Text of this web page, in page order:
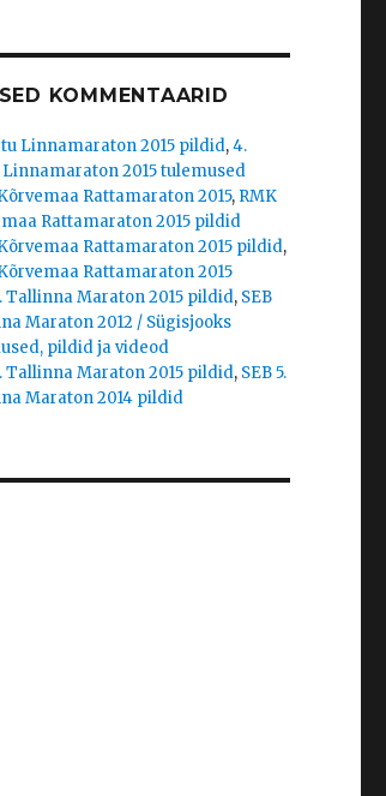
KOMMENTAARID
Linnamaraton 2015 pildid,4.
2015 tulemused
Rattamaraton 2015, RMK
Rattamaraton 2015 pildid
Rattamaraton 2015 pildid,
Rattamaraton 2015
Tallinna Maraton 2015 pildid, SEB
Maraton 2012 / Sügisjooks
pildid ja videod
Tallinna Maraton 2015 pildid, SEB 5.
Maraton 2014 pildid